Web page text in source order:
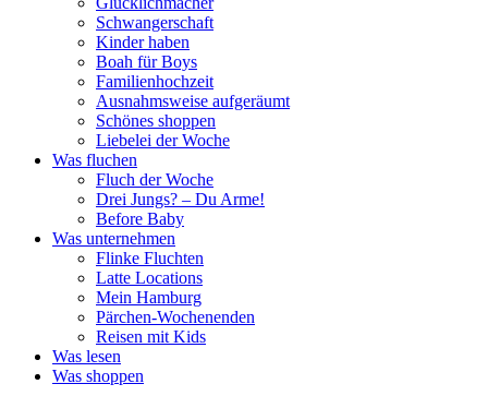
Schwangerschaft
Kinder haben
Boah für Boys
Familienhochzeit
Ausnahmsweise aufgeräumt
Schönes shoppen
Liebelei der Woche
Was fluchen
Fluch der Woche
Drei Jungs? – Du Arme!
Before Baby
Was unternehmen
Flinke Fluchten
Latte Locations
Mein Hamburg
Pärchen-Wochenenden
Reisen mit Kids
Was lesen
Was shoppen